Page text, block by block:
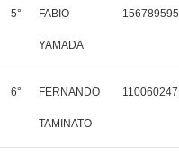
5° FABIO
YAMADA
156789595
6° FERNANDO
TAMINATO
110060247